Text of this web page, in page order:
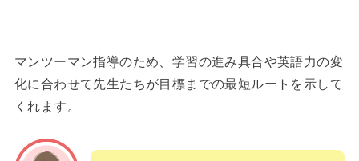
マンツーマン指導のため、学習の進み具合や英語力の変
化に合わせて先生たちが目標までの最短ルートを示して
くれます。